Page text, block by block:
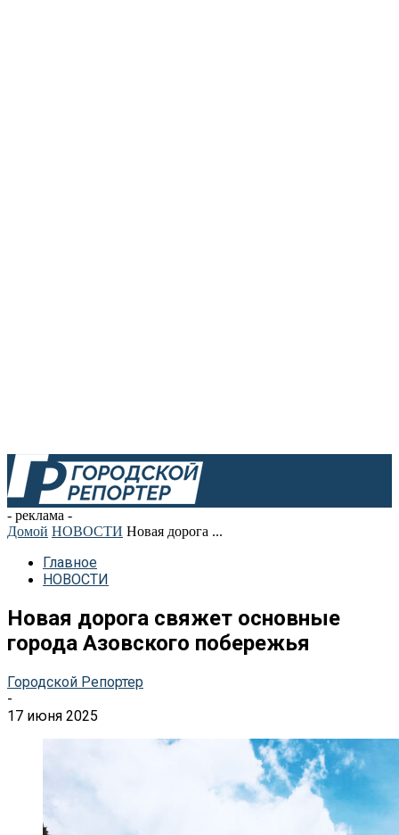
- реклама -
Домой НОВОСТИ Новая дорога ...
Главное
НОВОСТИ
Новая дорога свяжет основные
города Азовского побережья
Городской Репортер
-
17 июня 2025